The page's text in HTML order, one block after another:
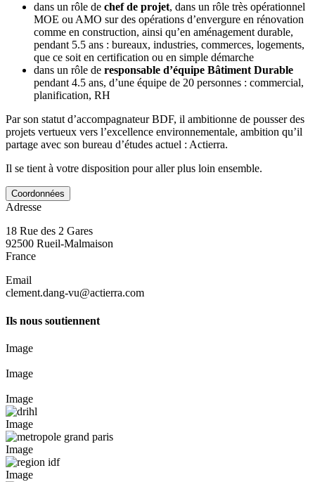
dans un rôle de chef de projet, dans un rôle très opérationnel
MOE ou AMO sur des opérations d’envergure en rénovation
comme en construction, ainsi qu’en aménagement durable,
pendant 5.5 ans : bureaux, industries, commerces, logements,
que ce soit en certification ou en simple démarche
dans un rôle de responsable d’équipe Bâtiment Durable
pendant 4.5 ans, d’une équipe de 20 personnes : commercial,
planification, RH
Par son statut d’accompagnateur BDF, il ambitionne de pousser des
projets vertueux vers l’excellence environnementale, ambition qu’il
partage avec son bureau d’études actuel : Actierra.
Il se tient à votre disposition pour aller plus loin ensemble.
Coordonnées
Adresse
18 Rue des 2 Gares
92500 Rueil-Malmaison
France
Email
clement.dang-vu@actierra.com
Ils nous soutiennent
Image
Image
Image
Image
Image
Image